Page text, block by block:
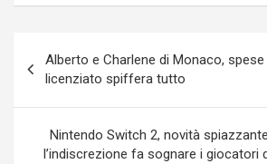
articoli
Alberto e Charlene di Monaco,
licenziato spiffera tutto
Nintendo Switch 2, novità
l’indiscrezione fa sognare i giocatori